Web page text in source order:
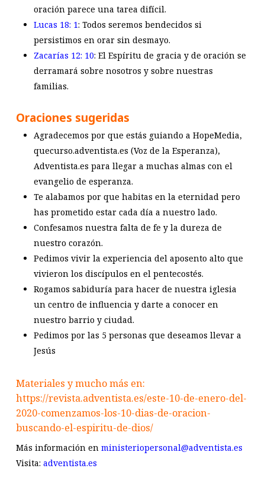
oración parece una tarea difícil.
Lucas 18: 1: Todos seremos bendecidos si
persistimos en orar sin desmayo.
Zacarías 12: 10: El Espíritu de gracia y de oración se
derramará sobre nosotros y sobre nuestras
familias.
Oraciones sugeridas
Agradecemos por que estás guiando a HopeMedia,
quecurso.adventista.es (Voz de la Esperanza),
Adventista.es para llegar a muchas almas con el
evangelio de esperanza.
Te alabamos por que habitas en la eternidad pero
has prometido estar cada día a nuestro lado.
Confesamos nuestra falta de fe y la dureza de
nuestro corazón.
Pedimos vivir la experiencia del aposento alto que
vivieron los discípulos en el pentecostés.
Rogamos sabiduría para hacer de nuestra iglesia
un centro de influencia y darte a conocer en
nuestro barrio y ciudad.
Pedimos por las 5 personas que deseamos llevar a
Jesús
Materiales y mucho más en:
https://revista.adventista.es/este-10-de-enero-del-
2020-comenzamos-los-10-dias-de-oracion-
buscando-el-espiritu-de-dios/
Más información en ministeriopersonal@adventista.es
Visita: adventista.es